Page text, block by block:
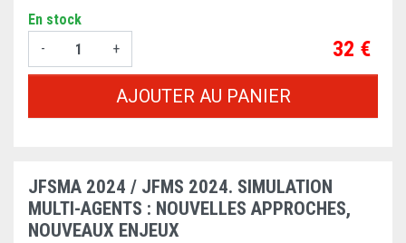
En stock
-
+ Prix
32 €
AJOUTER AU PANIER
JFSMA 2024 / JFMS 2024. SIMULATION
MULTI-AGENTS : NOUVELLES APPROCHES,
NOUVEAUX ENJEUX